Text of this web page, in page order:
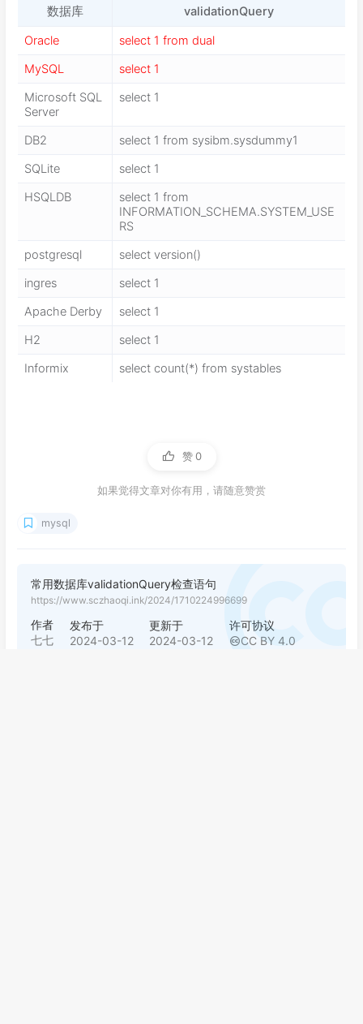
数据库
validationQuery
Oracle
select 1 from dual
MySQL
select 1
Microsoft SQL
Server
select 1
DB2
select 1 from sysibm.sysdummy1
SQLite
select 1
HSQLDB
select 1 from
INFORMATION_SCHEMA.SYSTEM_USE
RS
postgresql
select version()
ingres
select 1
Apache Derby
select 1
H2
select 1
Informix
select count(*) from systables
赞 0
如果觉得文章对你有用，请随意赞赏
mysql
常用数据库validationQuery检查语句
https://www.sczhaoqi.ink/2024/1710224996699
作者
七七
发布于
2024-03-12
更新于
2024-03-12
许可协议
CC BY 4.0